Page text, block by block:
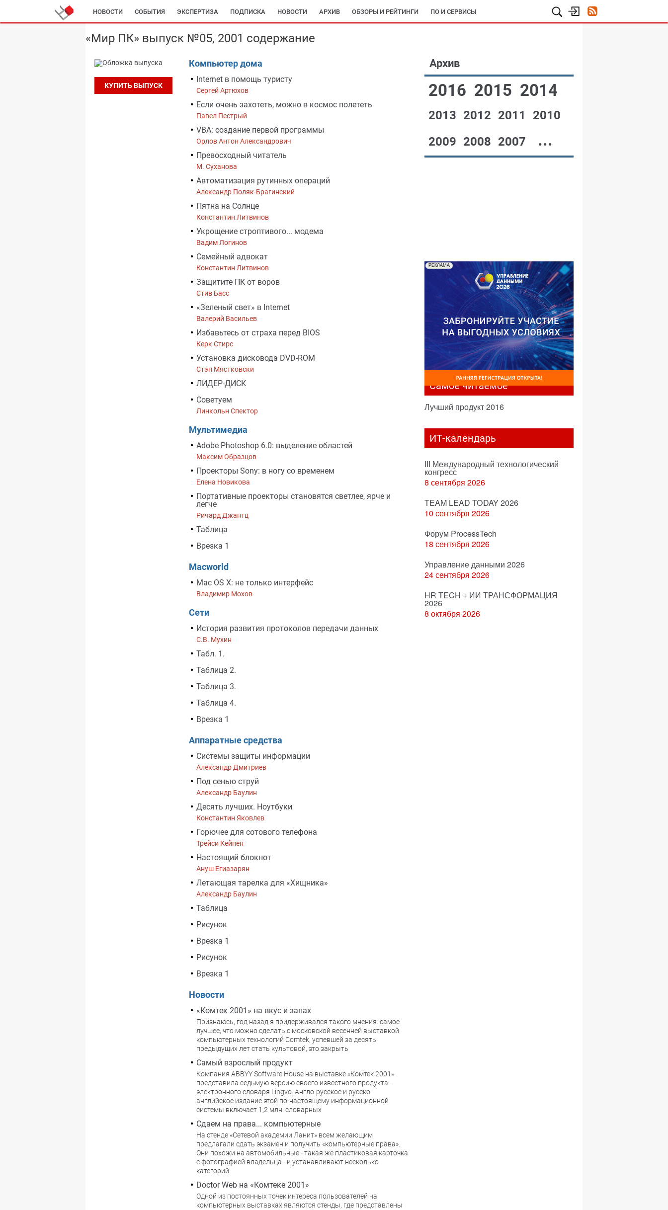
НОВОСТИ СОБЫТИЯ ЭКСПЕРТИЗА ПОДПИСКА НОВОСТИ АРХИВ ОБЗОРЫ И РЕЙТИНГИ ПО И СЕРВИСЫ
«Мир ПК» выпуск №05, 2001 содержание
КУПИТЬ ВЫПУСК
Компьютер дома
Internet в помощь туристу
Сергей Артюхов
Если очень захотеть, можно в космос полететь
Павел Пестрый
VBA: cоздание первой программы
Орлов Антон Александрович
Превосходный читатель
М. Суханова
Автоматизация рутинных операций
Александр Поляк-Брагинский
Пятна на Солнце
Константин Литвинов
Укрощение строптивого... модема
Вадим Логинов
Семейный адвокат
Константин Литвинов
Защитите ПК от воров
Стив Басс
«Зеленый свет» в Internet
Валерий Васильев
Избавьтесь от страха перед BIOS
Керк Стирс
Установка дисковода DVD-ROM
Стэн Мястковски
ЛИДЕР-ДИСК
Советуем
Линкольн Спектор
Мультимедиа
Adobe Photoshop 6.0: выделение областей
Максим Образцов
Проекторы Sony: в ногу со временем
Елена Новикова
Портативные проекторы становятся светлее, ярче и
легче
Ричард Джантц
Таблица
Врезка 1
Macworld
Mac OS X: не только интерфейс
Владимир Мохов
Сети
История развития протоколов передачи данных
C.В. Мухин
Табл. 1.
Таблица 2.
Таблица 3.
Таблица 4.
Врезка 1
Аппаратные средства
Системы защиты информации
Александр Дмитриев
Под сенью струй
Александр Баулин
Десять лучших. Ноутбуки
Константин Яковлев
Горючее для сотового телефона
Трейси Кейпен
Настоящий блокнот
Ануш Егиазарян
Летающая тарелка для «Хищника»
Александр Баулин
Таблица
Рисунок
Врезка 1
Рисунок
Врезка 1
Новости
«Комтек 2001» на вкус и запах
Признаюсь, год назад я придерживался такого мнения: самое
лучшее, что можно сделать с московской весенней выставкой
компьютерных технологий Comtek, успевшей за десять
предыдущих лет стать культовой, это закрыть
Самый взрослый продукт
Компания ABBYY Software House на выставке «Комтек 2001»
представила седьмую версию своего известного продукта -
электронного словаря Lingvo. Англо-русское и русско-
английское издание этой по-настоящему информационной
системы включает 1,2 млн. словарных
Сдаем на права... компьютерные
На стенде «Сетевой академии Ланит» всем желающим
предлагали сдать экзамен и получить «компьютерные права».
Они похожи на автомобильные - такая же пластиковая карточка
с фотографией владельца - и устанавливают несколько
категорий.
Doctor Web на «Комтеке 2001»
Одной из постоянных точек интереса пользователей на
компьютерных выставках являются стенды, где представлены
Архив
2016 2015 2014
2013 2012 2011
2010
2009 2008 2007 ...
РЕКЛАМА
Самое читаемое
Лучший продукт 2016
ИТ-календарь
III Международный технологический
конгресс
8 сентября 2026
TEAM LEAD TODAY 2026
10 сентября 2026
Форум ProcessTech
18 сентября 2026
Управление данными 2026
24 сентября 2026
HR TECH + ИИ ТРАНСФОРМАЦИЯ
2026
8 октября 2026